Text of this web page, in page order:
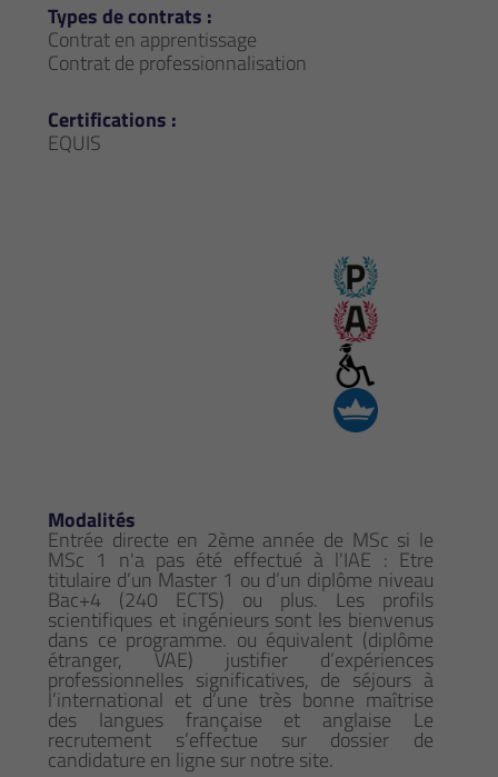
Types de contrats :
Contrat en apprentissage
Contrat de professionnalisation
Certifications :
EQUIS
Modalités
Entrée directe en 2ème année de MSc si le
MSc 1 n'a pas été effectué à l'IAE : Etre
titulaire d’un Master 1 ou d’un diplôme niveau
Bac+4 (240 ECTS) ou plus. Les profils
scientifiques et ingénieurs sont les bienvenus
dans ce programme. ou équivalent (diplôme
étranger, VAE) justifier d’expériences
professionnelles significatives, de séjours à
l’international et d’une très bonne maîtrise
des langues française et anglaise Le
recrutement s’effectue sur dossier de
candidature en ligne sur notre site.